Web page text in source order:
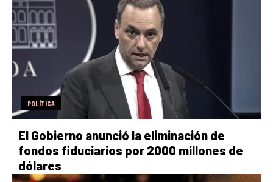
POLÍTICA
El Gobierno anunció la eliminación de
fondos fiduciarios por 2000 millones de
dólares